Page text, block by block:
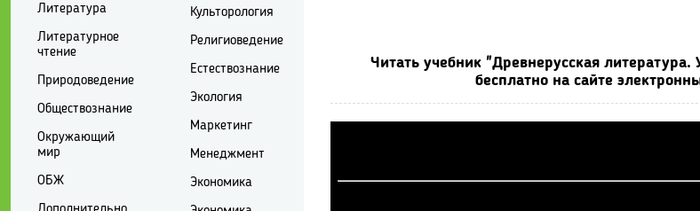
Читать учебник "Древнерусская
бесплатно на сайте
Литература
Литературное
чтение
Природоведение
Обществознание
Окружающий
мир
ОБЖ
Культорология
Религиоведение
Естествознание
Экология
Маркетинг
Менеджмент
Экономика